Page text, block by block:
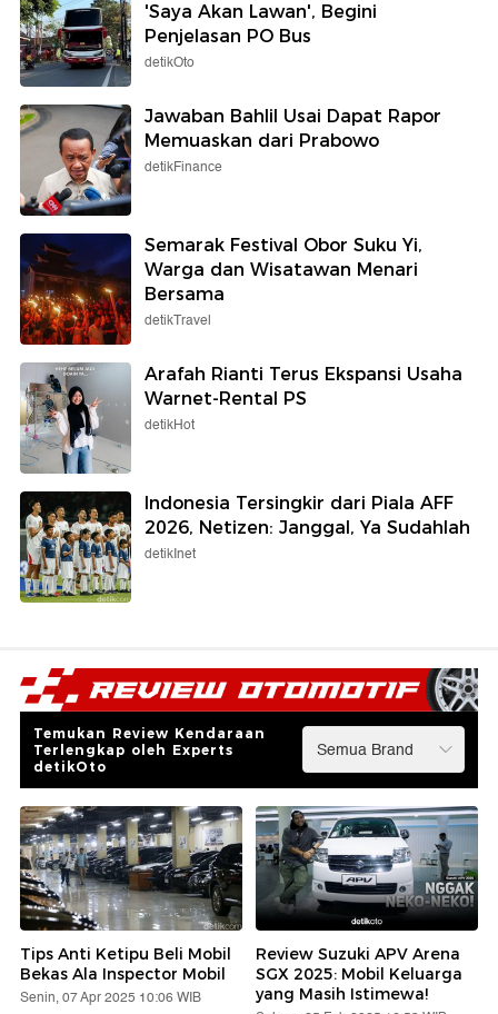
'Saya Akan Lawan', Begini
Penjelasan PO Bus
detikOto
Jawaban Bahlil Usai Dapat Rapor
Memuaskan dari Prabowo
detikFinance
Semarak Festival Obor Suku Yi,
Warga dan Wisatawan Menari
Bersama
detikTravel
Arafah Rianti Terus Ekspansi Usaha
Warnet-Rental PS
detikHot
Indonesia Tersingkir dari Piala AFF
2026, Netizen: Janggal, Ya Sudahlah
detikInet
Temukan Review Kendaraan
Terlengkap oleh Experts
detikOto
Tips Anti Ketipu Beli Mobil
Bekas Ala Inspector Mobil
Senin, 07 Apr 2025 10:06 WIB
Review Suzuki APV Arena
SGX 2025: Mobil Keluarga
yang Masih Istimewa!